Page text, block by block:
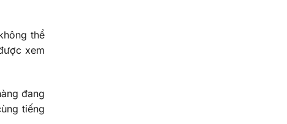
thể
xem
đang
tiếng